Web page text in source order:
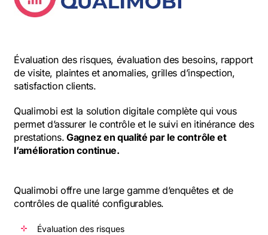
Évaluation des risques, évaluation des besoins, rapport
de visite, plaintes et anomalies, grilles d’inspection,
satisfaction clients.
Qualimobi est la solution digitale complète qui vous
permet d’assurer le contrôle et le suivi en itinérance des
prestations. Gagnez en qualité par le contrôle et
l’amélioration continue.
Qualimobi offre une large gamme d’enquêtes et de
contrôles de qualité configurables.
Évaluation des risques